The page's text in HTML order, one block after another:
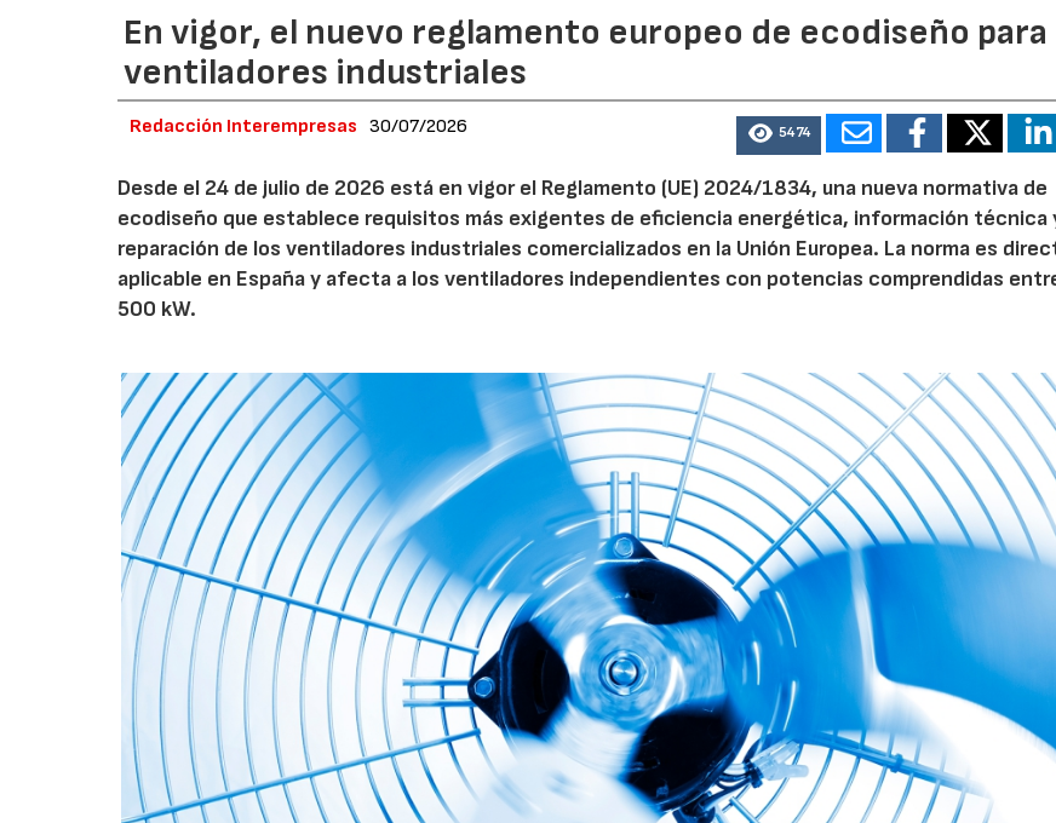
En vigor, el nuevo reglamento europeo de ecodiseño para
ventiladores industriales
Redacción Interempresas 30/07/2026 5474
Desde el 24 de julio de 2026 está en vigor el Reglamento (UE) 2024/1834, una nueva normativa de
ecodiseño que establece requisitos más exigentes de eficiencia energética, información técnica
reparación de los ventiladores industriales comercializados en la Unión Europea. La norma es
aplicable en España y afecta a los ventiladores independientes con potencias comprendidas
500 kW.